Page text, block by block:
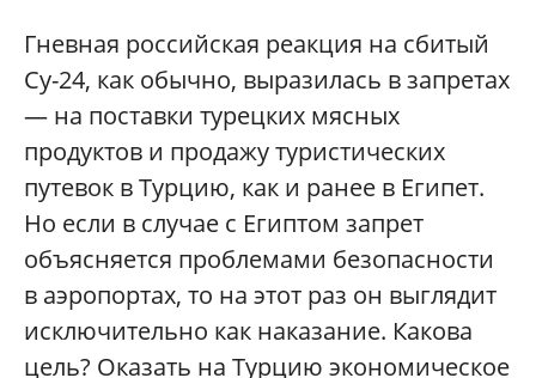
Гневная российская реакция на сбитый
Су-24, как обычно, выразилась в запретах
— на поставки турецких мясных
продуктов и продажу туристических
путевок в Турцию, как и ранее в Египет.
Но если в случае с Египтом запрет
объясняется проблемами безопасности
в аэропортах, то на этот раз он выглядит
исключительно как наказание. Какова
цель? Оказать на Турцию экономическое